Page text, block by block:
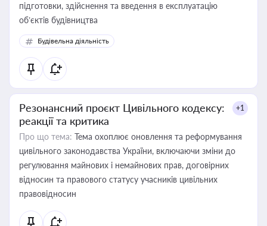
підготовки, здійснення та введення в експлуатацію
об’єктів будівництва
Будівельна діяльність
Резонансний проєкт Цивільного кодексу:
реакції та критика
+1
Про що тема: Тема охоплює оновлення та реформування
цивільного законодавства України, включаючи зміни до
регулювання майнових і немайнових прав, договірних
відносин та правового статусу учасників цивільних
правовідносин